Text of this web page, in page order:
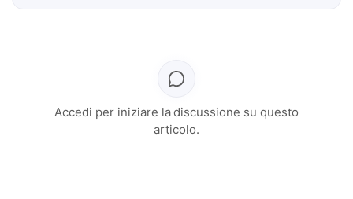
Accedi per iniziare la discussione su questo
articolo.